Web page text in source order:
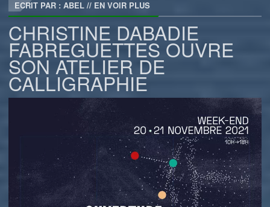
ECRIT PAR : ABEL // EN VOIR PLUS
CHRISTINE DABADIE
FABREGUETTES OUVRE
SON ATELIER DE
CALLIGRAPHIE